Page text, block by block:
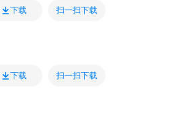
下载 扫一扫下载
下载 扫一扫下载